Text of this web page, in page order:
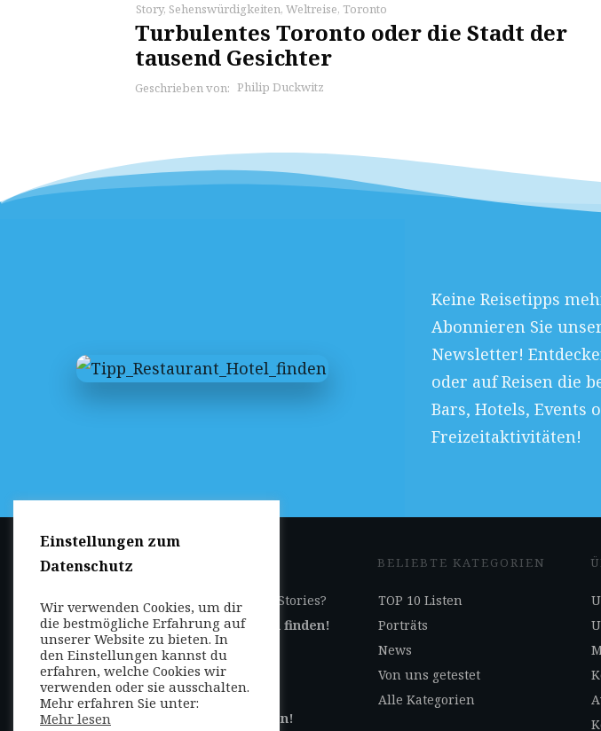
Story, Sehenswürdigkeiten, Weltreise, Toronto
Turbulentes Toronto oder die Stadt der
tausend Gesichter
Geschrieben von: Philip Duckwitz
Keine Reisetipps
Abonnieren Sie
Newsletter!
oder auf Reisen die
Bars, Hotels, Events
Freizeitaktivitäten!
Ihr Geschäft auf Reise-Stories?
JetzthierKooperation finden!
Selbst Beiträge
veröffentlichen?
Autor werden!
BELIEBTE KATEGORIEN
TOP 10 Listen
Porträts
News
Von uns getestet
Alle Kategorien
Einstellungen zum
Datenschutz
Wir verwenden Cookies, um dir
die bestmögliche Erfahrung auf
unserer Website zu bieten. In
den Einstellungen kannst du
erfahren, welche Cookies wir
verwenden oder sie ausschalten.
Mehr erfahren Sie unter:
Mehr lesen